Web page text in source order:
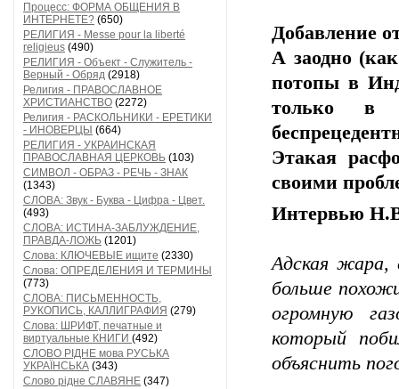
Процесс: ФОРМА ОБЩЕНИЯ В
ИНТЕРНЕТЕ? (650)
РЕЛИГИЯ - Messe pour la liberté
religieus (490)
РЕЛИГИЯ - Объект - Служитель -
Верный - Обряд (2918)
Религия - ПРАВОСЛАВНОЕ
ХРИСТИАНСТВО (2272)
Религия - РАСКОЛЬНИКИ - ЕРЕТИКИ
- ИНОВЕРЦЫ (664)
РЕЛИГИЯ - УКРАИНСКАЯ
ПРАВОСЛАВНАЯ ЦЕРКОВЬ (103)
СИМВОЛ - ОБРАЗ - РЕЧЬ - ЗНАК
(1343)
СЛОВА: Звук - Буква - Цифра - Цвет.
(493)
СЛОВА: ИСТИНА-ЗАБЛУЖДЕНИЕ,
ПРАВДА-ЛОЖЬ (1201)
Слова: КЛЮЧЕВЫЕ ищите (2330)
Слова: ОПРЕДЕЛЕНИЯ И ТЕРМИНЫ
(773)
СЛОВА: ПИСЬМЕННОСТЬ,
РУКОПИСЬ, КАЛЛИГРАФИЯ (279)
Слова: ШРИФТ, печатные и
виртуальные КНИГИ (492)
СЛОВО РІДНЕ мова РУСЬКА
УКРАЇНСЬКА (343)
Слово рідне СЛАВЯНЕ (347)
Добавление
А заодно
потопы в
только в
Этакая
своими
Интервью
Адская жара,
больше
огромную
который
объяснить